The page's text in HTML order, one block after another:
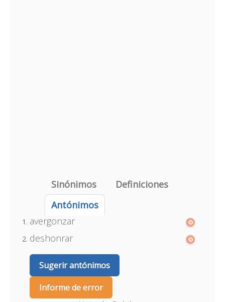
Sinónimos
Definiciones
Antónimos
avergonzar
deshonrar
Sugerir antónimos
Informe de error